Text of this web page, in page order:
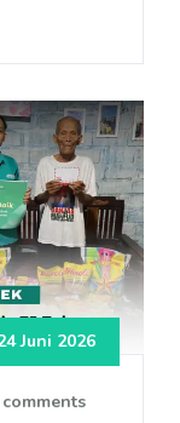
Juni 2026
comments